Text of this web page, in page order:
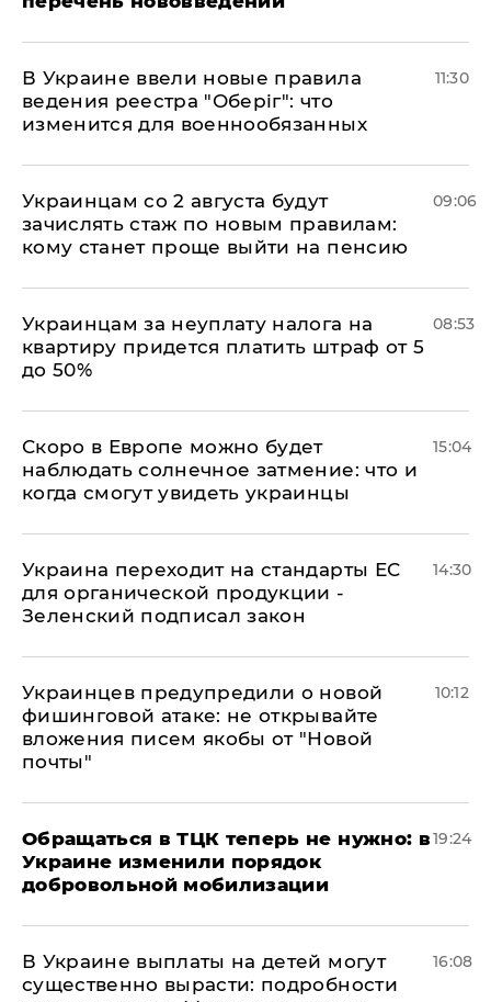
В Украине ввели новые правила
ведения реестра "Оберіг": что
изменится для военнообязанных
11:30
Украинцам со 2 августа будут
зачислять стаж по новым правилам:
кому станет проще выйти на пенсию
09:06
Украинцам за неуплату налога на
квартиру придется платить штраф от 5
до 50%
08:53
Скоро в Европе можно будет
наблюдать солнечное затмение: что и
когда смогут увидеть украинцы
15:04
Украина переходит на стандарты ЕС
для органической продукции -
Зеленский подписал закон
14:30
Украинцев предупредили о новой
фишинговой атаке: не открывайте
вложения писем якобы от "Новой
почты"
10:12
Обращаться в ТЦК теперь не нужно: в
Украине изменили порядок
добровольной мобилизации
19:24
В Украине выплаты на детей могут
существенно вырасти: подробности
16:08